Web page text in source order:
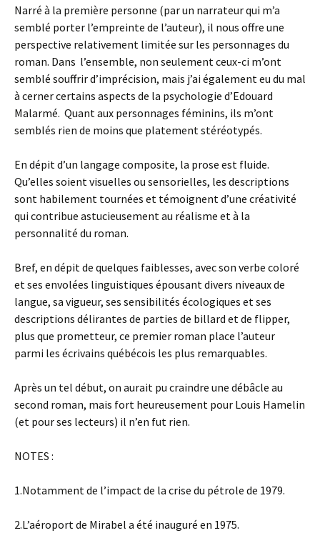
Narré à la première personne (par un narrateur qui m’a
semblé porter l’empreinte de l’auteur), il nous offre une
perspective relativement limitée sur les personnages du
roman. Dans l’ensemble, non seulement ceux-ci m’ont
semblé souffrir d’imprécision, mais j’ai également eu du mal
à cerner certains aspects de la psychologie d’Edouard
Malarmé. Quant aux personnages féminins, ils m’ont
semblés rien de moins que platement stéréotypés.
En dépit d’un langage composite, la prose est fluide.
Qu’elles soient visuelles ou sensorielles, les descriptions
sont habilement tournées et témoignent d’une créativité
qui contribue astucieusement au réalisme et à la
personnalité du roman.
Bref, en dépit de quelques faiblesses, avec son verbe coloré
et ses envolées linguistiques épousant divers niveaux de
langue, sa vigueur, ses sensibilités écologiques et ses
descriptions délirantes de parties de billard et de flipper,
plus que prometteur, ce premier roman place l’auteur
parmi les écrivains québécois les plus remarquables.
Après un tel début, on aurait pu craindre une débâcle au
second roman, mais fort heureusement pour Louis Hamelin
(et pour ses lecteurs) il n’en fut rien.
NOTES :
1.Notamment de l’impact de la crise du pétrole de 1979.
2.L’aéroport de Mirabel a été inauguré en 1975.